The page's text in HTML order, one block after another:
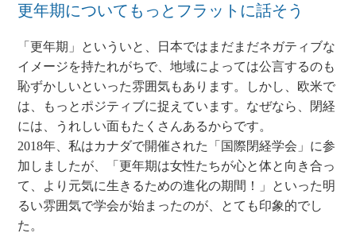
更年期についてもっとフラットに話そう
「更年期」といういと、日本ではまだまだネガティブな
イメージを持たれがちで、地域によっては公言するのも
恥ずかしいといった雰囲気もあります。しかし、欧米で
は、もっとポジティブに捉えています。なぜなら、閉経
には、うれしい面もたくさんあるからです。
2018年、私はカナダで開催された「国際閉経学会」に参
加しましたが、「更年期は女性たちが心と体と向き合っ
て、より元気に生きるための進化の期間！」といった明
るい雰囲気で学会が始まったのが、とても印象的でし
た。